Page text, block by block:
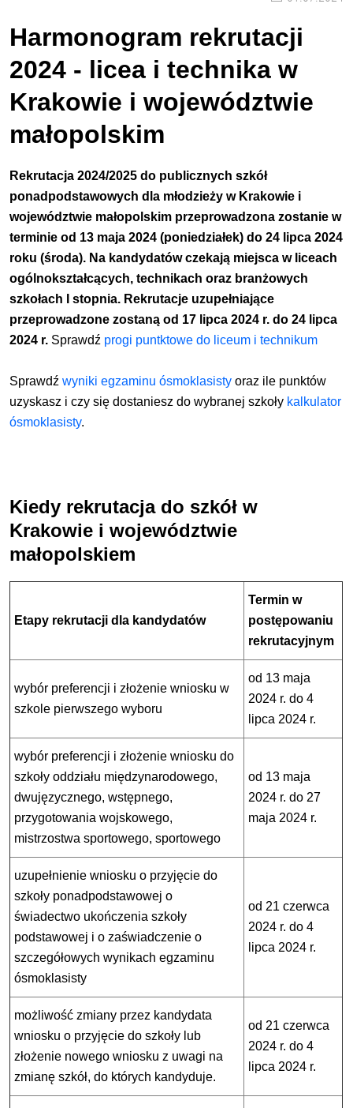
Harmonogram rekrutacji
2024 - licea i technika w
Krakowie i województwie
małopolskim
Rekrutacja 2024/2025 do publicznych szkół
ponadpodstawowych dla młodzieży w Krakowie i
województwie małopolskim przeprowadzona zostanie w
terminie od 13 maja 2024 (poniedziałek) do 24 lipca 2024
roku (środa). Na kandydatów czekają miejsca w liceach
ogólnokształcących, technikach oraz branżowych
szkołach I stopnia. Rekrutacje uzupełniające
przeprowadzone zostaną od 17 lipca 2024 r. do 24 lipca
2024 r. Sprawdź progi puntktowe do liceum i technikum
Sprawdźwynikiegzaminu ósmoklasisty oraz ile punktów
uzyskasz i czy się dostaniesz do wybranej szkoły kalkulator
ósmoklasisty.
Kiedy rekrutacja do szkół w
Krakowie i województwie
małopolskiem
Etapy rekrutacji dla kandydatów
Termin w
postępowaniu
rekrutacyjnym
wybór preferencji i złożenie wniosku w
szkole pierwszego wyboru
od 13 maja
2024 r. do 4
lipca 2024 r.
wybór preferencji i złożenie wniosku do
szkoły oddziału międzynarodowego,
dwujęzycznego, wstępnego,
przygotowania wojskowego,
mistrzostwa sportowego, sportowego
od 13 maja
2024 r. do 27
maja 2024 r.
uzupełnienie wniosku o przyjęcie do
szkoły ponadpodstawowej o
świadectwo ukończenia szkoły
podstawowej i o zaświadczenie o
szczegółowych wynikach egzaminu
ósmoklasisty
od 21 czerwca
2024 r. do 4
lipca 2024 r.
możliwość zmiany przez kandydata
wniosku o przyjęcie do szkoły lub
złożenie nowego wniosku z uwagi na
zmianę szkół, do których kandyduje.
od 21 czerwca
2024 r. do 4
lipca 2024 r.